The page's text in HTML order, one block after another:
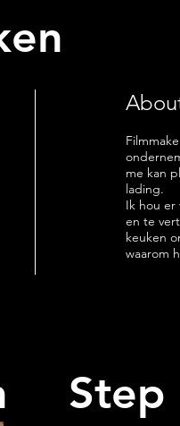
me kan
lading.
Ik hou er
en te
keuken
waarom
Step